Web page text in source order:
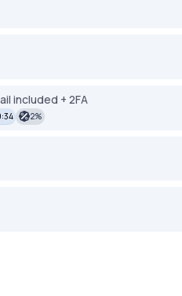
included + 2FA
2%